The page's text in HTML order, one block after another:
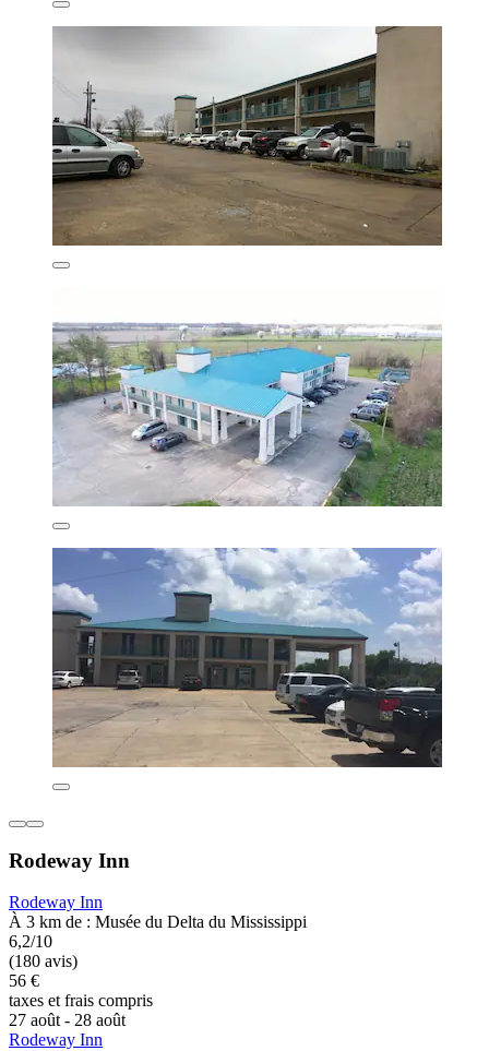
Rodeway Inn
Rodeway Inn
À 3 km de : Musée du Delta du Mississippi
6,2/10
(180 avis)
56 €
taxes et frais compris
27 août - 28 août
Rodeway Inn